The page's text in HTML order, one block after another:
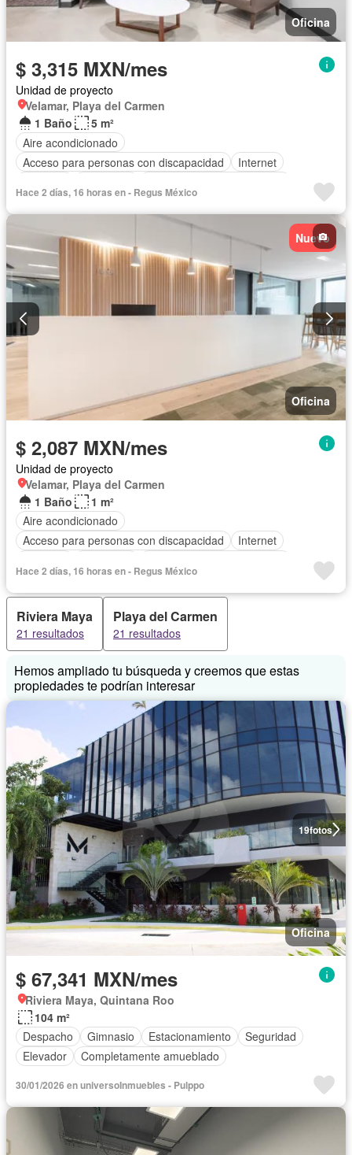
Oficina
$ 3,315 MXN/mes
Unidad de proyecto
Velamar, Playa del Carmen
1 Baño
5 m²
Aire acondicionado
Acceso para personas con discapacidad
Internet
Hace 2 días, 16 horas en - Regus México
Nuevo
Oficina
$ 2,087 MXN/mes
Unidad de proyecto
Velamar, Playa del Carmen
1 Baño
1 m²
Aire acondicionado
Acceso para personas con discapacidad
Internet
Hace 2 días, 16 horas en - Regus México
Riviera Maya
21 resultados
Playa del Carmen
21 resultados
Hemos ampliado tu búsqueda y creemos que estas
propiedades te podrían interesar
19fotos
Oficina
$ 67,341 MXN/mes
Riviera Maya, Quintana Roo
104 m²
Despacho
Gimnasio Estacionamiento
Seguridad
Elevador
Completamente amueblado
30/01/2026 en universoInmuebles - Pulppo